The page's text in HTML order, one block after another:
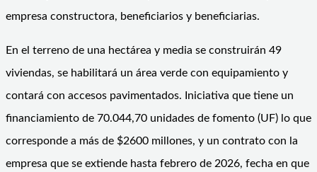
empresa constructora, beneficiarios y beneficiarias.
En el terreno de una hectárea y media se construirán 49
viviendas, se habilitará un área verde con equipamiento y
contará con accesos pavimentados. Iniciativa que tiene un
financiamiento de 70.044,70 unidades de fomento (UF) lo que
corresponde a más de $2600 millones, y un contrato con la
empresa que se extiende hasta febrero de 2026, fecha en que